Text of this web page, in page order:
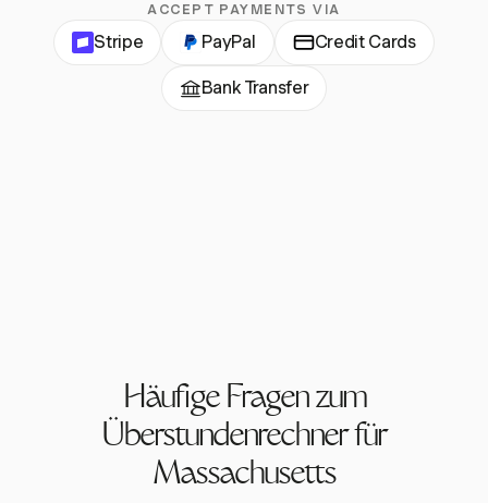
ACCEPT PAYMENTS VIA
Stripe PayPal Credit Cards
Bank Transfer
Häufige Fragen zum
Überstundenrechner für
Massachusetts